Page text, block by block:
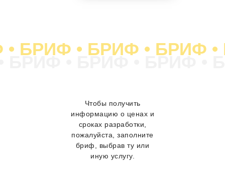
Чтобы получить
информацию о ценах и
сроках разработки,
пожалуйста, заполните
бриф, выбрав ту или
иную услугу.
БРИФ • БРИФ • БРИФ
БРИФ • БРИФ • БРИФ •